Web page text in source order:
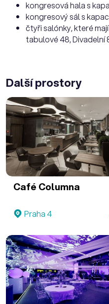
kongresová hala s
kongresový sál s
čtyři salónky, které
tabulové 48, Divadelní
Další prostory
Café Columna
Praha 4